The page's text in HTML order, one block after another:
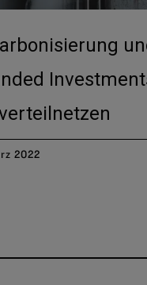
2022